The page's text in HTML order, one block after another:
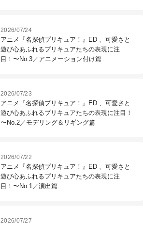
2026/07/24
アニメ『名探偵プリキュア！』ED 、可愛さと
遊び心あふれるプリキュアたちの表現に注
目！〜No.3／アニメーション付け篇
2026/07/23
アニメ『名探偵プリキュア！』ED 、可愛さと
遊び心あふれるプリキュアたちの表現に注目！
〜No.2／モデリング＆リギング篇
2026/07/22
アニメ『名探偵プリキュア！』ED 、可愛さと
遊び心あふれるプリキュアたちの表現に注
目！〜No.1／演出篇
2026/07/27